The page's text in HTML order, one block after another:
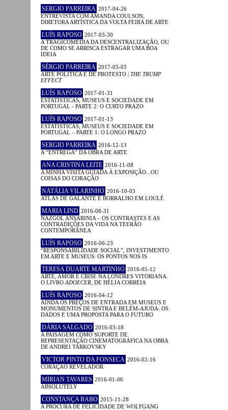
SERGIO PARREIRA 2017-04-26
ENTREVISTA COM AMANDA COULSON,
DIRETORA ARTÍSTICA DA VOLTA FEIRA DE ARTE
LUÍS RAPOSO 2017-03-30
A TRAGICOMÉDIA DA DESCENTRALIZAÇÃO, OU
DE COMO SE ARRISCA ESTRAGAR UMA BOA
IDEIA
SÉRGIO PARREIRA 2017-03-03
ARTE POLÍTICA E DE PROTESTO | THE TRUMP
EFFECT
LUÍS RAPOSO 2017-01-31
ESTATÍSTICAS, MUSEUS E SOCIEDADE EM
PORTUGAL - PARTE 2: O CURTO PRAZO
LUÍS RAPOSO 2017-01-13
ESTATÍSTICAS, MUSEUS E SOCIEDADE EM
PORTUGAL – PARTE 1: O LONGO PRAZO
SERGIO PARREIRA 2016-12-13
A “ENTREGA” DA OBRA DE ARTE
ANA CRISTINA LEITE 2016-11-08
A MINHA VISITA GUIADA À EXPOSIÇÃO...OU
COISAS DO CORAÇÃO
NATÁLIA VILARINHO 2016-10-03
ATLAS DE GALANTE E BORRALHO EM LOULÉ
MARIA LIND 2016-08-31
NAZGOL ANSARINIA – OS CONTRASTES E AS
CONTRADIÇÕES DA VIDA NA TEERÃO
CONTEMPORÂNEA
LUÍS RAPOSO 2016-06-23
“RESPONSABILIDADE SOCIAL”, INVESTIMENTO
EM ARTE E MUSEUS: OS PONTOS NOS IS
TERESA DUARTE MARTINHO 2016-05-12
ARTE, AMOR E CRISE NA LONDRES VITORIANA.
O LIVRO ADOECER , DE HÉLIA CORREIA
LUÍS RAPOSO 2016-04-12
AINDA OS PREÇOS DE ENTRADA EM MUSEUS E
MONUMENTOS DE SINTRA E BELÉM-AJUDA: OS
DADOS E UMA PROPOSTA PARA O FUTURO
DÁRIA SALGADO 2016-03-18
A PAISAGEM COMO SUPORTE DE
REPRESENTAÇÃO CINEMATOGRÁFICA NA OBRA
DE ANDREI TARKOVSKY
VICTOR PINTO DA FONSECA 2016-02-16
CORAÇÃO REVELADOR
MIRIAN TAVARES 2016-01-06
ABSOLUTELY
CONSTANÇA BABO 2015-11-28
A PROCURA DE FELICIDADE DE WOLFGANG